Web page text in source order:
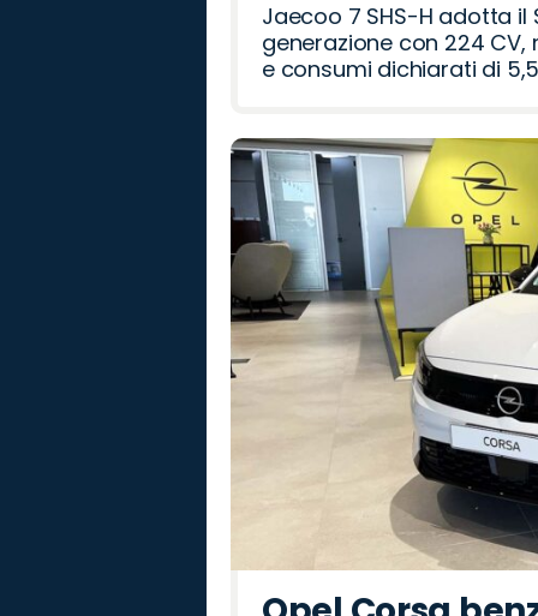
Jaecoo 7 SHS-H adotta il
generazione con 224 CV,
e consumi dichiarati di